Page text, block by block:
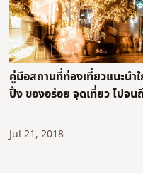
คู่มือสถานที่ท่องเที่ยวแนะน
ปิ้ง ของอร่อย จุดเที่ยว ไปจ
Jul 21, 2018